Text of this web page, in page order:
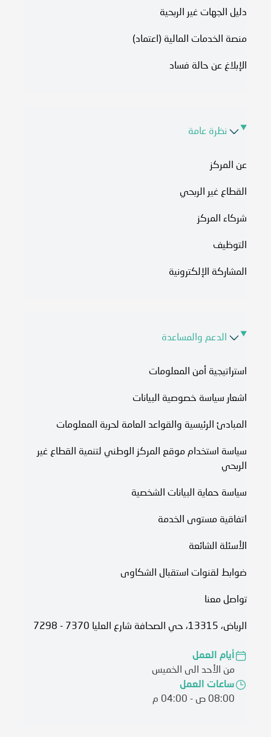
دليل الجهات غير الربحية
منصة الخدمات المالية (اعتماد)
الإبلاغ عن حالة فساد
نظرة عامة
عن المركز
القطاع غير الربحي
شركاء المركز
التوظيف
المشاركة الإلكترونية
الدعم والمساعدة
استراتيجية أمن المعلومات
اشعار سياسة خصوصية البيانات
المبادئ الرئيسية والقواعد العامة لحرية المعلومات
سياسة استخدام موقع المركز الوطني لتنمية القطاع غير
الربحي
سياسة حماية البيانات الشخصية
اتفاقية مستوى الخدمة​
الأسئلة الشائعة
ضوابط لقنوات استقبال الشكاوى
تواصل معنا
الرياض، 13315، حي الصحافة شارع العليا 7370 - 7298
أيام العمل
من الأحد الى الخميس
ساعات العمل
08:00 ص - 04:00 م